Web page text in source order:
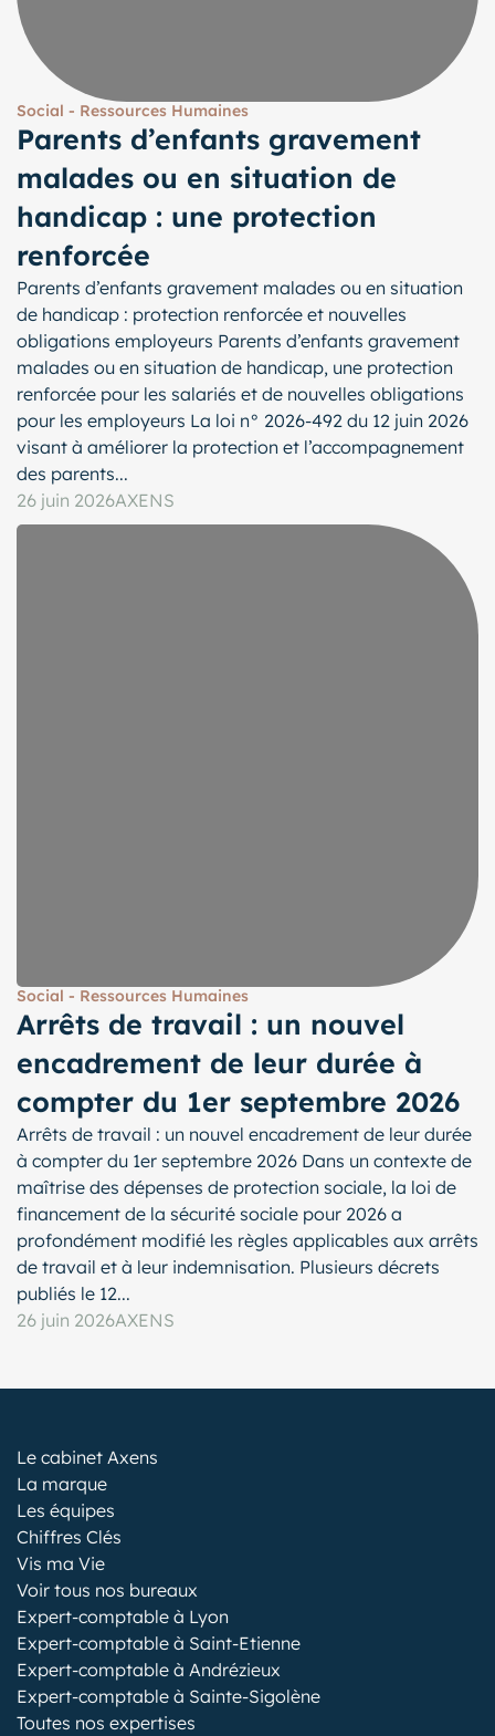
Social - Ressources Humaines
Parents d’enfants gravement
malades ou en situation de
handicap : une protection
renforcée
Parents d’enfants gravement malades ou en situation
de handicap : protection renforcée et nouvelles
obligations employeurs Parents d’enfants gravement
malades ou en situation de handicap, une protection
renforcée pour les salariés et de nouvelles obligations
pour les employeurs La loi n° 2026-492 du 12 juin 2026
visant à améliorer la protection et l’accompagnement
des parents...
26 juin 2026AXENS
Social - Ressources Humaines
Arrêts de travail : un nouvel
encadrement de leur durée à
compter du 1er septembre 2026
Arrêts de travail : un nouvel encadrement de leur durée
à compter du 1er septembre 2026 Dans un contexte de
maîtrise des dépenses de protection sociale, la loi de
financement de la sécurité sociale pour 2026 a
profondément modifié les règles applicables aux arrêts
de travail et à leur indemnisation. Plusieurs décrets
publiés le 12...
26 juin 2026AXENS
Le cabinet Axens
La marque
Les équipes
Chiffres Clés
Vis ma Vie
Voir tous nos bureaux
Expert-comptable à Lyon
Expert-comptable à Saint-Etienne
Expert-comptable à Andrézieux
Expert-comptable à Sainte-Sigolène
Toutes nos expertises